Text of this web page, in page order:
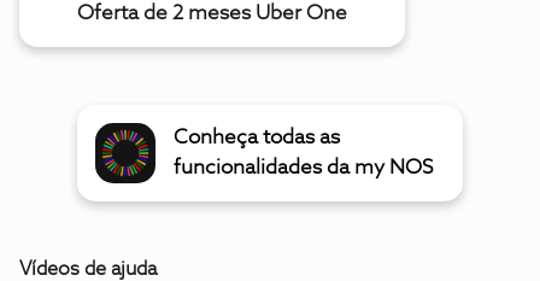
Oferta de 2 meses Uber One
Conheça todas as
funcionalidades da my NOS
Vídeos de ajuda